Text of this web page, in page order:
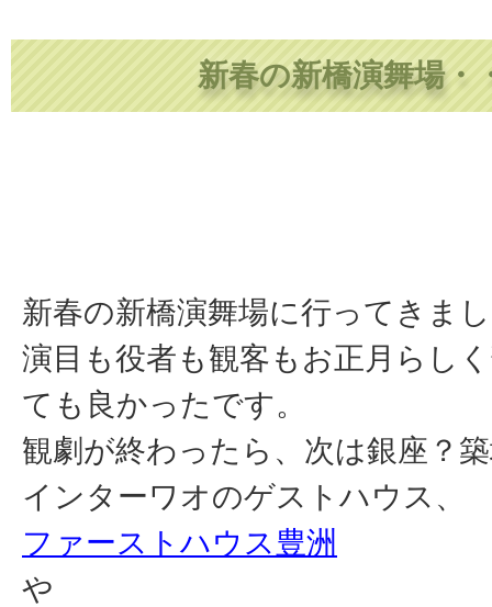
新春の新橋演舞場・
新春の新橋演舞場に行ってきま
演目も役者も観客もお正月らし
ても良かったです。
観劇が終わったら、次は銀座？
インターワオのゲストハウス、
ファーストハウス豊洲
や